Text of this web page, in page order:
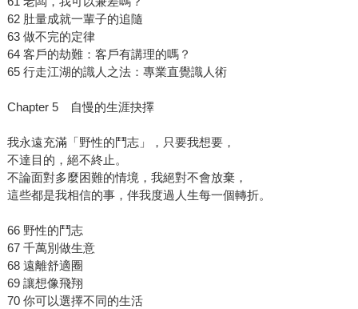
62 肚量成就一輩子的追隨
63 做不完的定律
64 客戶的劫難：客戶有講理的嗎？
65 行走江湖的識人之法：專業直覺識人術
Chapter 5 自慢的生涯抉擇
我永遠充滿「野性的鬥志」，只要我想要，
不達目的，絕不終止。
不論面對多麼困難的情境，我絕對不會放棄，
這些都是我相信的事，伴我度過人生每一個轉折。
66 野性的鬥志
67 千萬別做生意
68 遠離舒適圈
69 讓想像飛翔
70 你可以選擇不同的生活